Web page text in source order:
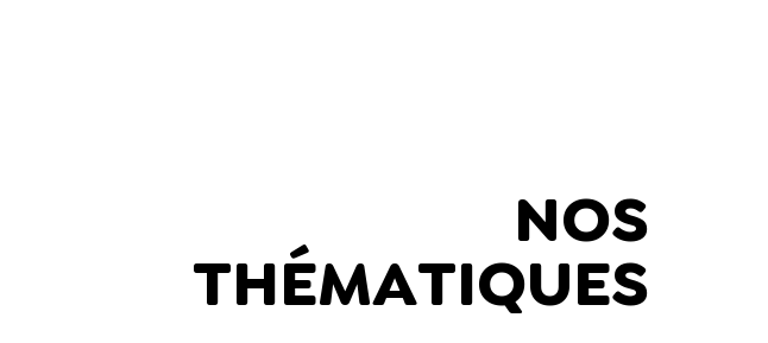
NOS
THÉMATIQUES